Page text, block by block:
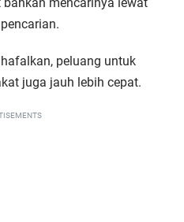
peluang untuk
juga jauh lebih cepat.